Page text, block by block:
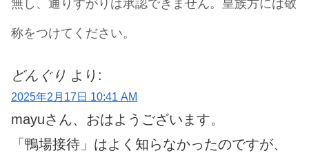
称をつけてください。
どんぐり より:
2025年2月17日 10:41 AM
mayuさん、おはようございます。
「鴨場接待」はよく知らなかったのですが、